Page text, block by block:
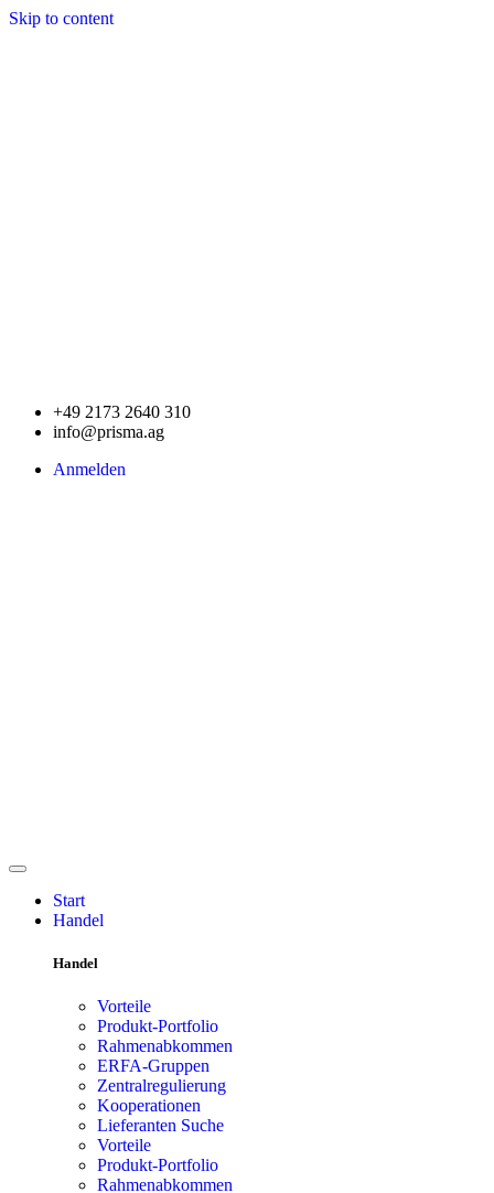
Skip to content
+49 2173 2640 310
info@prisma.ag
Anmelden
Start
Handel
Handel
Vorteile
Produkt-Portfolio
Rahmenabkommen
ERFA-Gruppen
Zentralregulierung
Kooperationen
Lieferanten Suche
Vorteile
Produkt-Portfolio
Rahmenabkommen